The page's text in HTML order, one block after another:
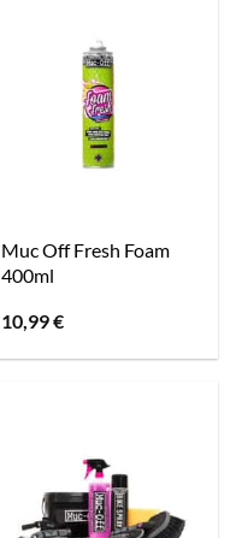
Muc Off Fresh Foam
400ml
10,99€